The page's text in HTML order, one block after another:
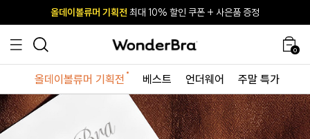
사이즈 무료 교환 서비스
올데이볼류머 기획전 최대 10% 할인 쿠폰 + 사은품 증정
사이즈 무료 교환 서비스
올데이볼류머 기획전 최대 10% 할인 쿠폰 + 사은품 증정
0
올데이볼류머 기획전 베스트 언더웨어 주말 특가